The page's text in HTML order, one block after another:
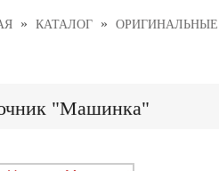
» КАТАЛОГ »
"Машинка"